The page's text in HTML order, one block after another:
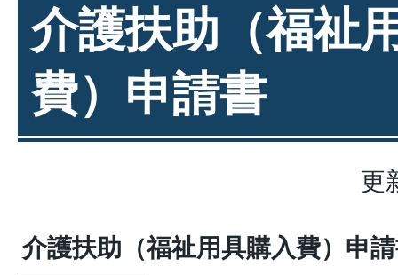
介護扶助（福祉
費）申請書
更
介護扶助（福祉用具購入費）申